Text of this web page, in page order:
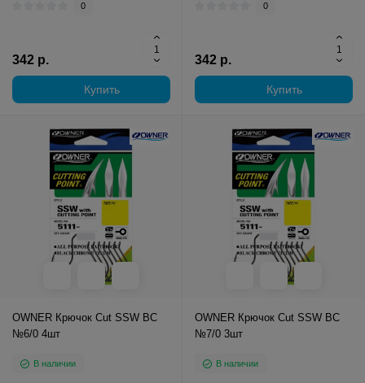
0
342 р.
Купить
0
342 р.
Купить
OWNER Крючок Cut SSW BC
№6/0 4шт
В наличии
OWNER Крючок Cut SSW BC
№7/0 3шт
В наличии